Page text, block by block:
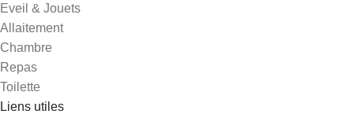
Eveil & Jouets
Allaitement
Chambre
Repas
Toilette
Liens utiles